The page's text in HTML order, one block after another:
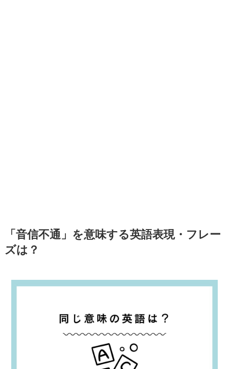
「音信不通」を意味する英語表現・フレー
ズは？